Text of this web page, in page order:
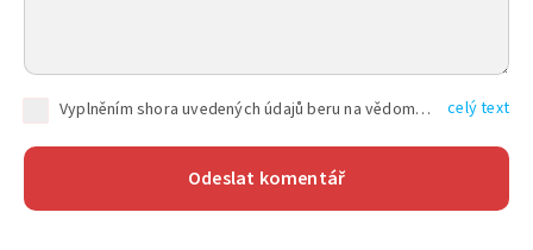
Vyplněním shora uvedených údajů beru na vědomí, že společnost TEXT FACTORY s.r.o., sídlem Brno, Durďákova 336/29, Černá Pole, PSČ: 613 00, IČ: 06157831, zapsané u Krajského soudu v Brně, oddíl C, vložka 100399, bude zpracovávat mé osobní údaje uvedené v rámci mnou vyplněného registračního formuláře na základě oprávněných zájmů TEXT FACTORY s.r.o. dle čl. 6 odst. 1 písm. f) GDPR a pro splnění právních povinností (čl. 6 odst. 1 písm. c) GDPR), a to pro tyto účely: nezbytnost zajistit oprávnění návštěvníka webových stránek provozovaných společností TEXT FACTORY s.r.o. přispívat aktivně ke zveřejněným článkům nebo v rámci diskusních fór a výkon práv TEXT FACTORY s.r.o. jako administrátora těchto diskusních fór. Více informací o zpracování osobních údajů a právech lze nalézt v celý text